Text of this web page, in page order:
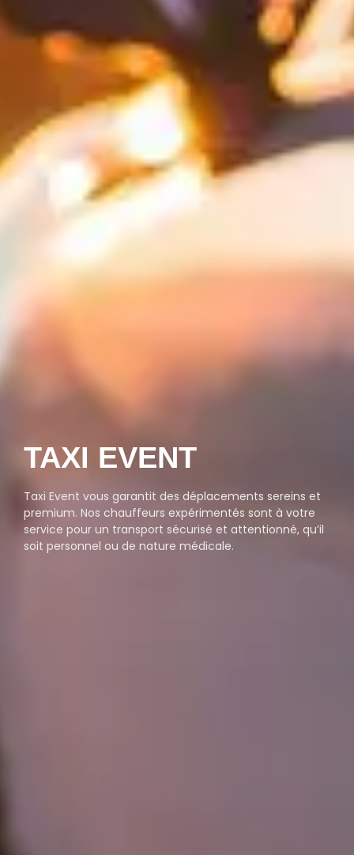
TAXI EVENT
Taxi Event vous garantit des déplacements sereins et
premium. Nos chauffeurs expérimentés sont à votre
service pour un transport sécurisé et attentionné, qu’il
soit personnel ou de nature médicale.